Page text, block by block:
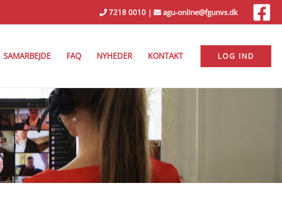
7218 0010 | agu-online@fgunvs.dk
SAMARBEJDE FAQ NYHEDER KONTAKT LOG IND